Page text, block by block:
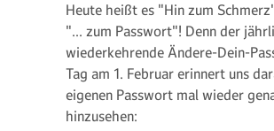
Heute heißt es "Hin zum
"… zum Passwort"! Denn der
wiederkehrende Ändere-Dein-
Tag am 1. Februar erinnert uns
eigenen Passwort mal wieder
hinzusehen: